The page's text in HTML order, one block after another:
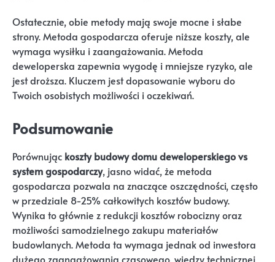
Ostatecznie, obie metody mają swoje mocne i słabe
strony. Metoda gospodarcza oferuje niższe koszty, ale
wymaga wysiłku i zaangażowania. Metoda
deweloperska zapewnia wygodę i mniejsze ryzyko, ale
jest droższa. Kluczem jest dopasowanie wyboru do
Twoich osobistych możliwości i oczekiwań.
Podsumowanie
Porównując koszty budowy domu deweloperskiego vs
system gospodarczy, jasno widać, że metoda
gospodarcza pozwala na znaczące oszczędności, często
w przedziale 8-25% całkowitych kosztów budowy.
Wynika to głównie z redukcji kosztów robocizny oraz
możliwości samodzielnego zakupu materiałów
budowlanych. Metoda ta wymaga jednak od inwestora
dużego zaangażowania czasowego, wiedzy technicznej